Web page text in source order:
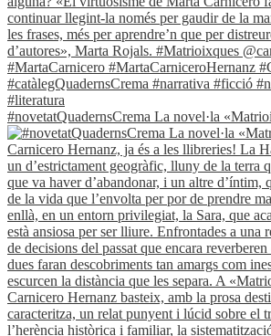
#novetatQuadernsCrema La novel·la